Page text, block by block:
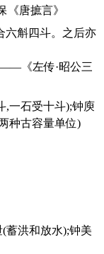
唐摭言》
《左传·昭公三
种古容量单位)